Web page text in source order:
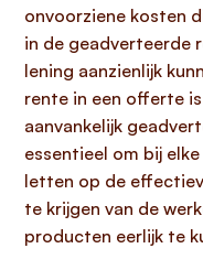
onvoorziene kosten
in de geadverteerde
lening aanzienlijk
rente in een offerte
aanvankelijk
essentieel om bij elke
letten op de
te krijgen van de
producten eerlijk te